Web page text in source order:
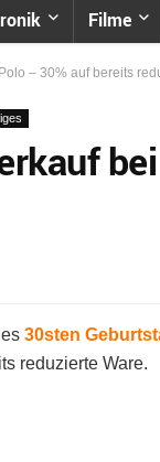
Filme
– 30% auf bereits
30sten
reduzierte Ware.